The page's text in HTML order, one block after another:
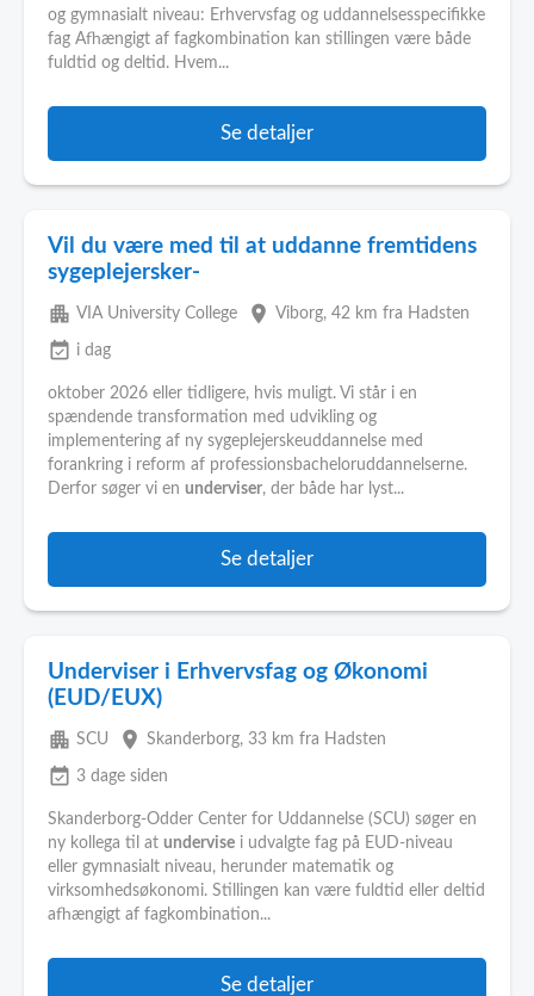
og gymnasialt niveau: Erhvervsfag og uddannelsesspecifikke
fag Afhængigt af fagkombination kan stillingen være både
fuldtid og deltid. Hvem...
Se detaljer
Vil du være med til at uddanne fremtidens
sygeplejersker-
apartment VIA University College place Viborg, 42 km fra Hadsten
event_available i dag
oktober 2026 eller tidligere, hvis muligt. Vi står i en
spændende transformation med udvikling og
implementering af ny sygeplejerskeuddannelse med
forankring i reform af professionsbacheloruddannelserne.
Derfor søger vi en underviser, der både har lyst...
Se detaljer
Underviser i Erhvervsfag og Økonomi
(EUD/EUX)
apartment SCU place Skanderborg, 33 km fra Hadsten
event_available 3 dage siden
Skanderborg-Odder Center for Uddannelse (SCU) søger en
ny kollega til at undervise i udvalgte fag på EUD-niveau
eller gymnasialt niveau, herunder matematik og
virksomhedsøkonomi. Stillingen kan være fuldtid eller deltid
afhængigt af fagkombination...
Se detaljer